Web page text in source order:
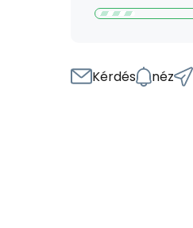
Kérdés néz